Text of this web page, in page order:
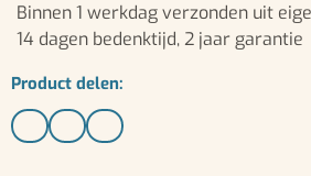
Binnen 1 werkdag verzonden uit
14 dagen bedenktijd, 2 jaar garantie
Product delen: